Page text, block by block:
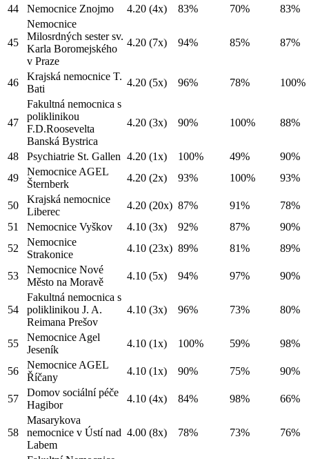
44
Nemocnice Znojmo 4.20 (4x) 83% 70% 83%
45
Nemocnice
Milosrdných sester sv.
Karla Boromejského
v Praze
4.20 (7x) 94% 85% 87%
46
Krajská nemocnice T.
Bati
4.20 (5x) 96% 78% 100%
47
Fakultná nemocnica s
poliklinikou
F.D.Roosevelta
Banská Bystrica
4.20 (3x) 90% 100% 88%
48 Psychiatrie St. Gallen 4.20 (1x) 100% 49%
90%
49
Nemocnice AGEL
Šternberk
4.20 (2x) 93% 100% 93%
50
Krajská nemocnice
Liberec
4.20 (20x) 87% 91%
78%
51
Nemocnice Vyškov 4.10 (3x) 92% 87%
90%
52
Nemocnice
Strakonice
4.10 (23x) 89% 81% 89%
53
Nemocnice Nové
Město na Moravě
4.10 (5x) 94% 97% 90%
54
Fakultná nemocnica s
poliklinikou J. A.
Reimana Prešov
4.10 (3x) 96% 73% 80%
55
Nemocnice Agel
Jeseník
4.10 (1x) 100% 59% 98%
56
Nemocnice AGEL
Říčany
4.10 (1x) 90% 75% 90%
57
Domov sociální péče
Hagibor
4.10 (4x) 84% 98% 66%
58
Masarykova
nemocnice v Ústí nad
Labem
4.00 (8x) 78% 73% 76%